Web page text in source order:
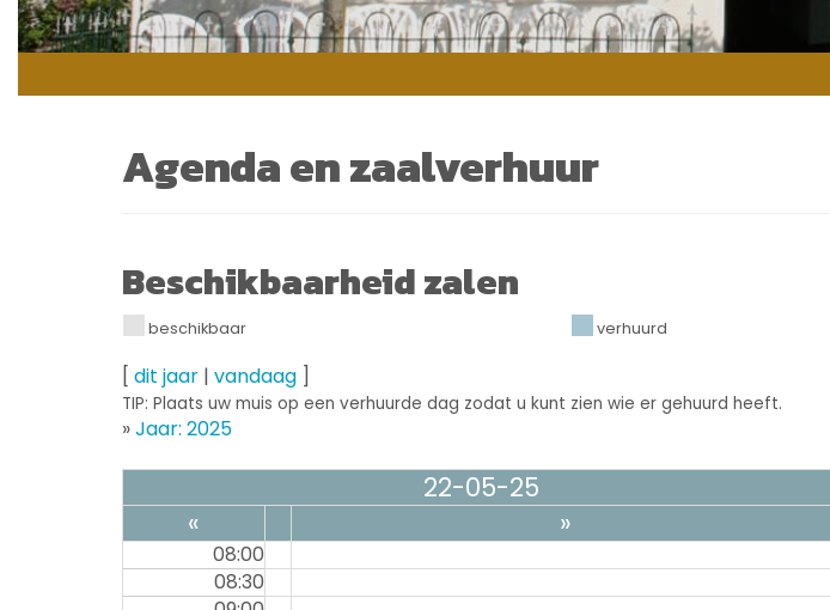
Agenda en zaalverhuur
Beschikbaarheid zalen
beschikbaar verhuurd
[ dit jaar | vandaag ]
TIP: Plaats uw muis op een verhuurde dag zodat u kunt zien wie er gehuurd heeft.
»Jaar: 2025
22-05-25
«
»
08:00
08:30